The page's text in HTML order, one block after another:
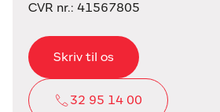
CVR nr.: 41567805
Skriv til os
32 95 14 00